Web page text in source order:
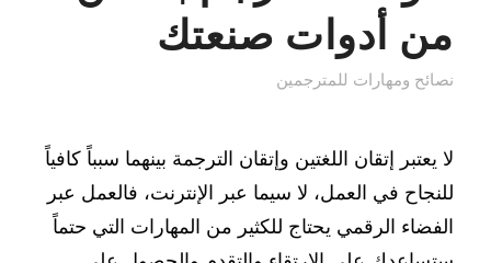
من أدوات صنعتك
نصائح ومهارات للمترجمين
لا يعتبر إتقان اللغتين وإتقان الترجمة بينهما سبباً كافياً
للنجاح في العمل، لا سيما عبر الإنترنت، فالعمل عبر
الفضاء الرقمي يحتاج للكثير من المهارات التي حتماً